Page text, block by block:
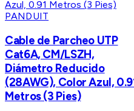
PANDUIT
Cable de Parcheo UTP
Cat6A, CM/LSZH,
Diámetro Reducido
(28AWG), Color Azul,
Metros (3 Pies)